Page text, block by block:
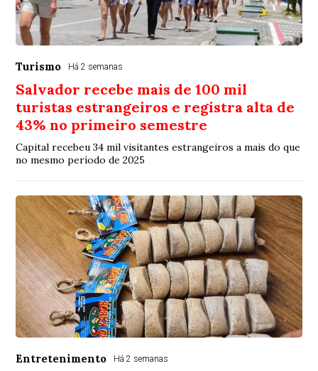
Turismo Há 2 semanas
Salvador recebe mais de 100 mil
turistas estrangeiros e registra alta de
43% no primeiro semestre
Capital recebeu 34 mil visitantes estrangeiros a mais do que
no mesmo período de 2025
Entretenimento Há 2 semanas